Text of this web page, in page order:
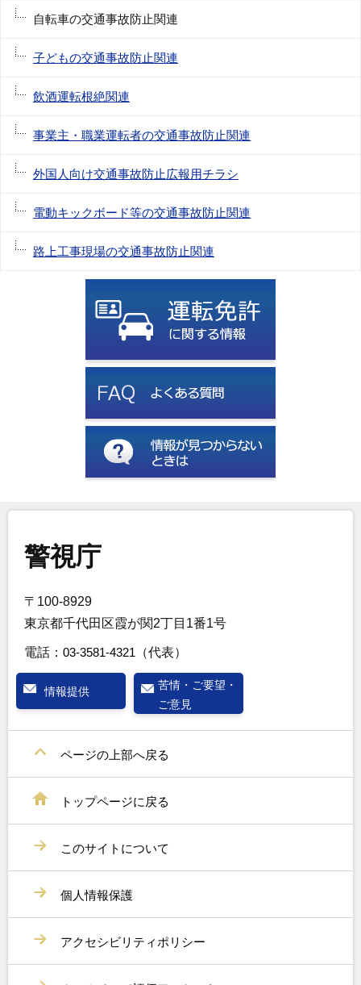
自転車の交通事故防止関連
子どもの交通事故防止関連
飲酒運転根絶関連
事業主・職業運転者の交通事故防止関連
外国人向け交通事故防止広報用チラシ
電動キックボード等の交通事故防止関連
路上工事現場の交通事故防止関連
警視庁
〒100-8929
東京都千代田区霞が関2丁目1番1号
電話： 03-3581-4321 （代表）
情報提供
苦情・ご要望・
ご意見
ページの上部へ戻る
トップページに戻る
このサイトについて
個人情報保護
アクセシビリティポリシー